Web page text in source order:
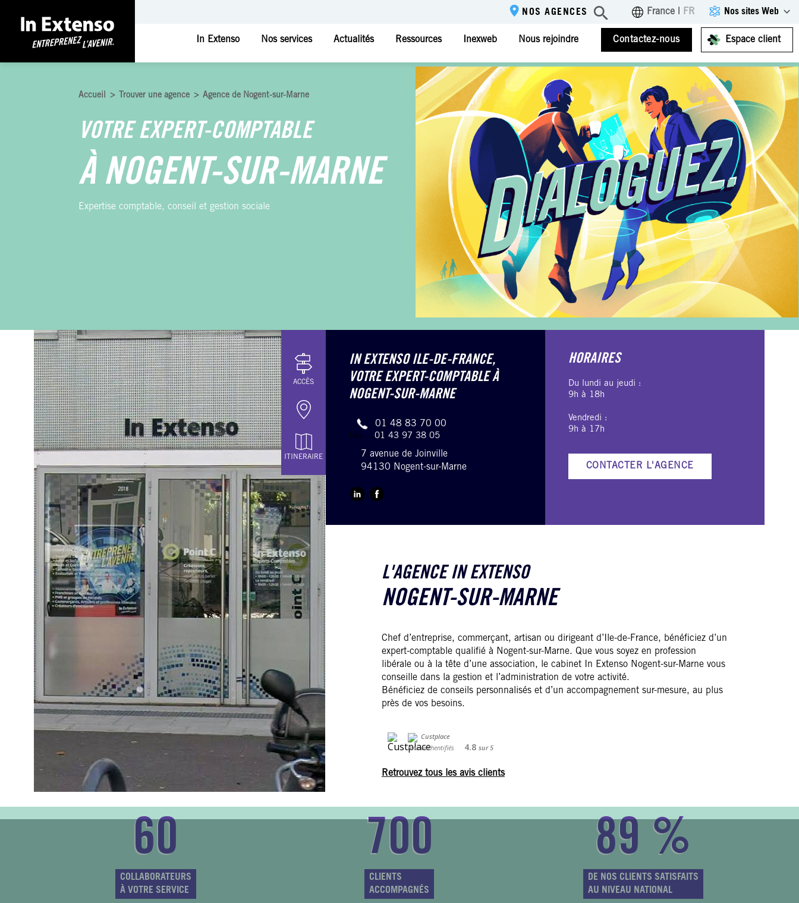
NOS AGENCES France FR Nos sites Web
In Extenso Nos services Actualités Ressources Inexweb Nous rejoindre Contactez-nous Espace client
Accueil > Trouver une agence > Agence de Nogent-sur-Marne
VOTRE EXPERT-COMPTABLE
À NOGENT-SUR-MARNE
Expertise comptable, conseil et gestion sociale
ACCÈS
ITINERAIRE
IN EXTENSO ILE-DE-FRANCE,
VOTRE EXPERT-COMPTABLE À
NOGENT-SUR-MARNE
01 48 83 70 00
Fax. : 01 43 97 38 05
7 avenue de Joinville
94130 Nogent-sur-Marne
HORAIRES
Du lundi au jeudi :
9h à 18h
Vendredi :
9h à 17h
CONTACTER L'AGENCE
L'AGENCE IN EXTENSO
NOGENT-SUR-MARNE
Chef d’entreprise, commerçant, artisan ou dirigeant d’Ile-de-France, bénéficiez d’un
expert-comptable qualifié à Nogent-sur-Marne. Que vous soyez en profession
libérale ou à la tête d’une association, le cabinet In Extenso Nogent-sur-Marne vous
conseille dans la gestion et l’administration de votre activité.
Bénéficiez de conseils personnalisés et d’un accompagnement sur-mesure, au plus
près de vos besoins.
Avis authentifiés 4.8 sur5
Retrouvez tous les avis clients
60
COLLABORATEURS
À VOTRE SERVICE
700
CLIENTS
ACCOMPAGNÉS
89 %
DE NOS CLIENTS SATISFAITS
AU NIVEAU NATIONAL